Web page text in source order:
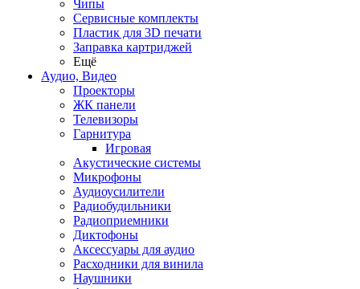
Чипы
Сервисные комплекты
Пластик для 3D печати
Заправка картриджей
Ещё
Аудио, Видео
Проекторы
ЖК панели
Телевизоры
Гарнитура
Игровая
Акустические системы
Микрофоны
Аудиоусилители
Радиобудильники
Радиоприемники
Диктофоны
Аксессуары для аудио
Расходники для винила
Наушники